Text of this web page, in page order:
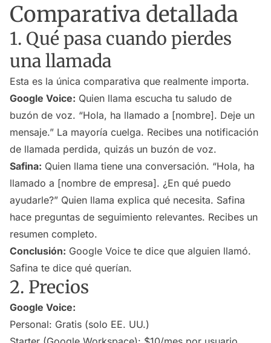
Comparativa detallada
1. Qué pasa cuando pierdes
una llamada
Esta es la única comparativa que realmente importa.
Google Voice: Quien llama escucha tu saludo de
buzón de voz. “Hola, ha llamado a [nombre]. Deje un
mensaje.” La mayoría cuelga. Recibes una notificación
de llamada perdida, quizás un buzón de voz.
Safina: Quien llama tiene una conversación. “Hola, ha
llamado a [nombre de empresa]. ¿En qué puedo
ayudarle?” Quien llama explica qué necesita. Safina
hace preguntas de seguimiento relevantes. Recibes un
resumen completo.
Conclusión: Google Voice te dice que alguien llamó.
Safina te dice qué querían.
2. Precios
Google Voice:
Personal: Gratis (solo EE. UU.)